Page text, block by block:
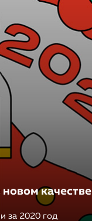
качестве
за 2020 год